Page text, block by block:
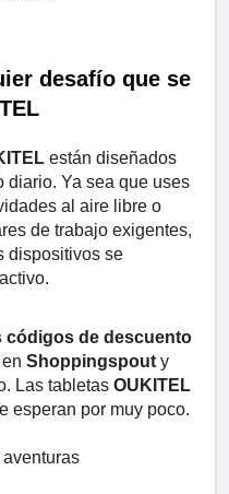
desafío que se
están diseñados
diario. Ya sea que uses
al aire libre o
de trabajo exigentes,
dispositivos se
códigos de descuento
Shoppingspout y
Las tabletas OUKITEL
esperan por muy poco.